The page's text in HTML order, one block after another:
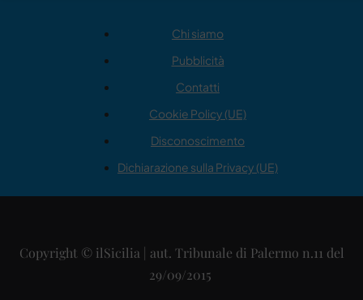
Chi siamo
Pubblicità
Contatti
Cookie Policy (UE)
Disconoscimento
Dichiarazione sulla Privacy (UE)
Copyright © ilSicilia | aut. Tribunale di Palermo n.11 del
29/09/2015